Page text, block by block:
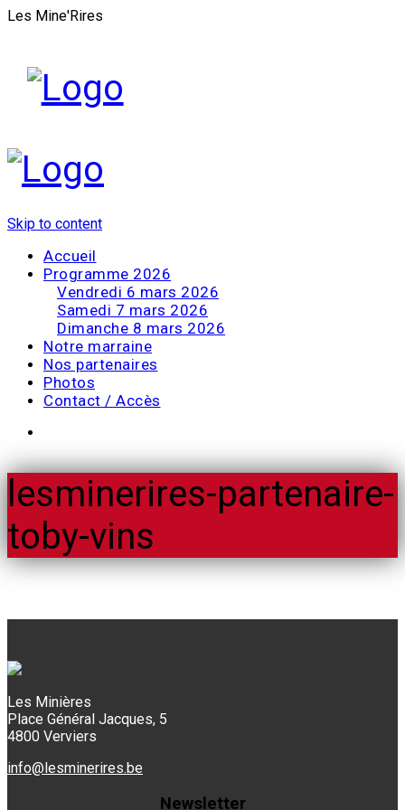
Les Mine'Rires
Skip to content
Accueil
Programme 2026
Vendredi 6 mars 2026
Samedi 7 mars 2026
Dimanche 8 mars 2026
Notre marraine
Nos partenaires
Photos
Contact / Accès
lesminerires-partenaire-
toby-vins
Les Minières
Place Général Jacques, 5
4800 Verviers
info@lesminerires.be
Newsletter